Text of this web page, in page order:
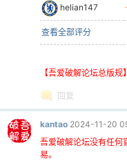
helian147
查看全部评分
【吾爱破解论坛总版
回复
kantao 2024-11-20
吾爱破解论坛没有任何
易。